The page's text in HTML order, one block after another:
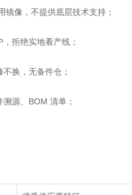
镜像，不提供底层技术支持；
拒绝实地看产线；
换，无备件仓；
源、BOM 清单；